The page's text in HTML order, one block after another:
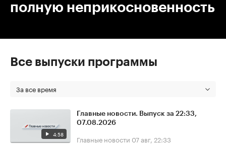
полную неприкосновенность
Все выпуски программы
За все время
4:58
Главные новости. Выпуск за 22:33,
07.08.2026
Главные новости 07 авг, 22:33